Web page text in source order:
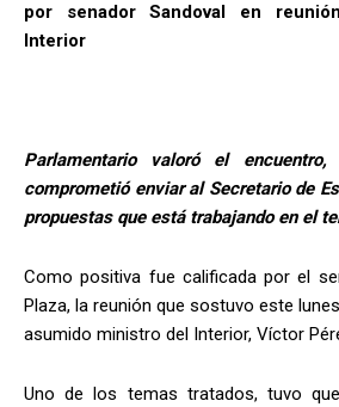
por senador Sandoval en
Interior
Parlamentario valoró el
comprometió enviar al Secretario de
propuestas que está trabajando en el
Como positiva fue calificada por el
Plaza, la reunión que sostuvo este
asumido ministro del Interior, Víctor
Uno de los temas tratados, tuvo